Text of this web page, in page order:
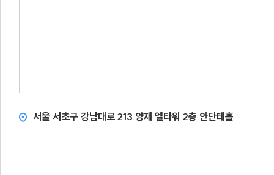
서울 서초구 강남대로 213 양재 엘타워 2층 안단테홀